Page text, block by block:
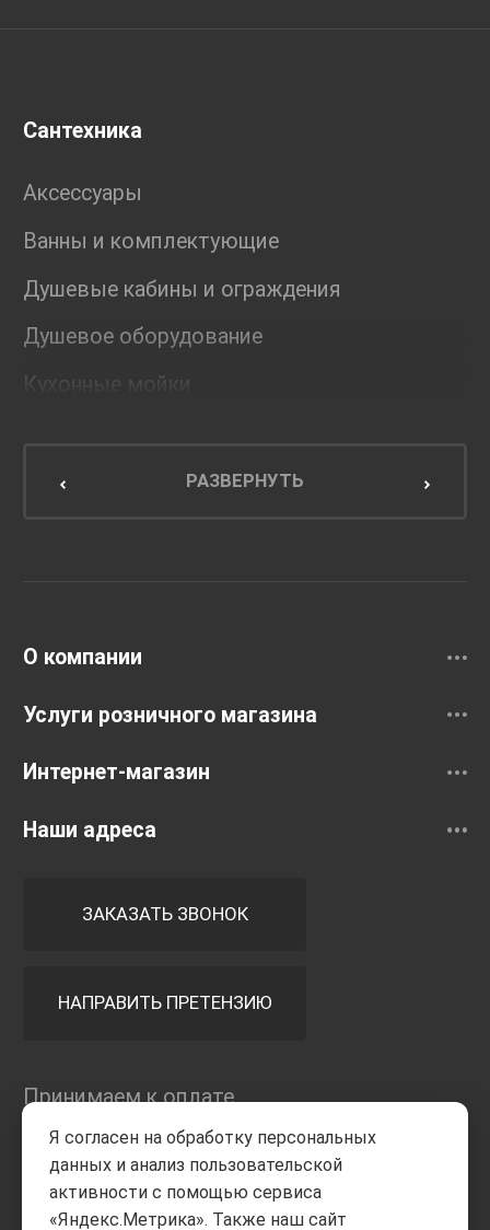
Сантехника
Аксессуары
Ванны и комплектующие
Душевые кабины и ограждения
Душевое оборудование
Кухонные мойки
Мебель для кухниРАЗВЕРНУТЬ
О компании
Услуги розничного магазина
Интернет-магазин
Наши адреса
ЗАКАЗАТЬ ЗВОНОК
НАПРАВИТЬ ПРЕТЕНЗИЮ
Принимаем к оплате
Я согласен на обработку персональных
данных и анализ пользовательской
активности с помощью сервиса
«Яндекс.Метрика». Также наш сайт